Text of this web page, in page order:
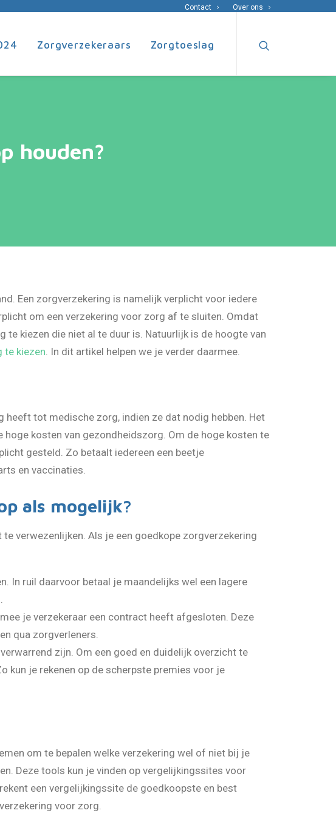
Contact Over ons
Zorgverzekeraars Zorgtoeslag
houden?
Een zorgverzekering is namelijk verplicht voor iedere
om een verzekering voor zorg af te sluiten. Omdat
kiezen die niet al te duur is. Natuurlijk is de hoogte van
te kiezen. In dit artikel helpen we je verder daarmee.
tot medische zorg, indien ze dat nodig hebben. Het
kosten van gezondheidszorg. Om de hoge kosten te
gesteld. Zo betaalt iedereen een beetje
en vaccinaties.
als mogelijk?
verwezenlijken. Als je een goedkope zorgverzekering
In ruil daarvoor betaal je maandelijks wel een lagere
je verzekeraar een contract heeft afgesloten. Deze
qua zorgverleners.
zijn. Om een goed en duidelijk overzicht te
kun je rekenen op de scherpste premies voor je
om te bepalen welke verzekering wel of niet bij je
Deze tools kun je vinden op vergelijkingssites voor
een vergelijkingssite de goedkoopste en best
voor zorg.